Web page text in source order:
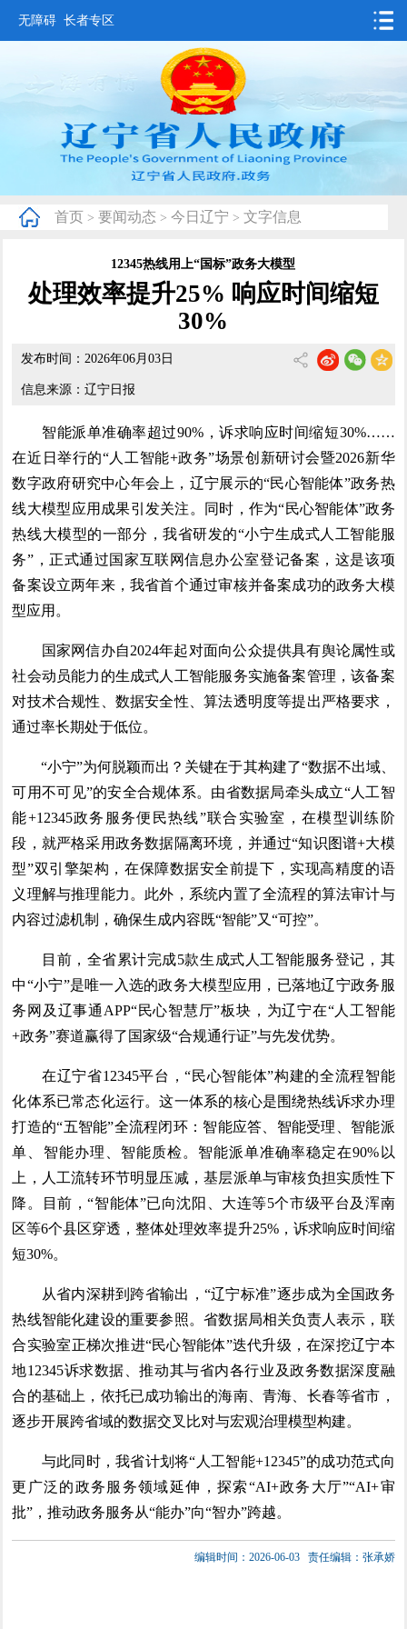
无障碍 长者专区
要闻动态
政务公开
互动交流
省情概况
首页 > 要闻动态 > 今日辽宁 > 文字信息
12345热线用上“国标”政务大模型
处理效率提升25% 响应时间缩短
30%
发布时间：2026年06月03日
信息来源：辽宁日报
智能派单准确率超过90%，诉求响应时间缩短30%……
在近日举行的“人工智能+政务”场景创新研讨会暨2026新华
数字政府研究中心年会上，辽宁展示的“民心智能体”政务热
线大模型应用成果引发关注。同时，作为“民心智能体”政务
热线大模型的一部分，我省研发的“小宁生成式人工智能服
务”，正式通过国家互联网信息办公室登记备案，这是该项
备案设立两年来，我省首个通过审核并备案成功的政务大模
型应用。
国家网信办自2024年起对面向公众提供具有舆论属性或
社会动员能力的生成式人工智能服务实施备案管理，该备案
对技术合规性、数据安全性、算法透明度等提出严格要求，
通过率长期处于低位。
“小宁”为何脱颖而出？关键在于其构建了“数据不出域、
可用不可见”的安全合规体系。由省数据局牵头成立“人工智
能+12345政务服务便民热线”联合实验室，在模型训练阶
段，就严格采用政务数据隔离环境，并通过“知识图谱+大模
型”双引擎架构，在保障数据安全前提下，实现高精度的语
义理解与推理能力。此外，系统内置了全流程的算法审计与
内容过滤机制，确保生成内容既“智能”又“可控”。
目前，全省累计完成5款生成式人工智能服务登记，其
中“小宁”是唯一入选的政务大模型应用，已落地辽宁政务服
务网及辽事通APP“民心智慧厅”板块，为辽宁在“人工智能
+政务”赛道赢得了国家级“合规通行证”与先发优势。
在辽宁省12345平台，“民心智能体”构建的全流程智能
化体系已常态化运行。这一体系的核心是围绕热线诉求办理
打造的“五智能”全流程闭环：智能应答、智能受理、智能派
单、智能办理、智能质检。智能派单准确率稳定在90%以
上，人工流转环节明显压减，基层派单与审核负担实质性下
降。目前，“智能体”已向沈阳、大连等5个市级平台及浑南
区等6个县区穿透，整体处理效率提升25%，诉求响应时间缩
短30%。
从省内深耕到跨省输出，“辽宁标准”逐步成为全国政务
热线智能化建设的重要参照。省数据局相关负责人表示，联
合实验室正梯次推进“民心智能体”迭代升级，在深挖辽宁本
地12345诉求数据、推动其与省内各行业及政务数据深度融
合的基础上，依托已成功输出的海南、青海、长春等省市，
逐步开展跨省域的数据交叉比对与宏观治理模型构建。
与此同时，我省计划将“人工智能+12345”的成功范式向
更广泛的政务服务领域延伸，探索“AI+政务大厅”“AI+审
批”，推动政务服务从“能办”向“智办”跨越。
编辑时间：2026-06-03 责任编辑：张承娇